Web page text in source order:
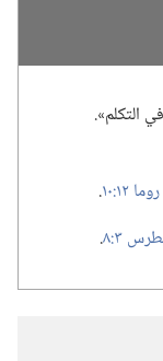
التكلم».‏
روما ١٢:‏١٠
‏.‏
‏.‏